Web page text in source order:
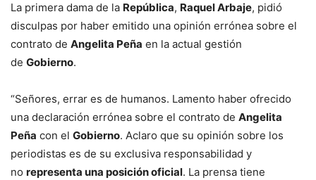
La primera dama de la República, Raquel Arbaje, pidió
disculpas por haber emitido una opinión errónea sobre el
contrato de Angelita Peña en la actual gestión
de Gobierno.
“Señores, errar es de humanos. Lamento haber ofrecido
una declaración errónea sobre el contrato de Angelita
Peña con el Gobierno. Aclaro que su opinión sobre los
periodistas es de su exclusiva responsabilidad y
no representa una posición oficial. La prensa tiene